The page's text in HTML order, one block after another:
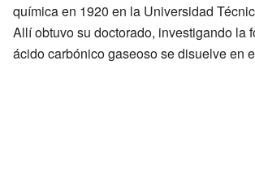
química en 1920 en la Universidad
Allí obtuvo su doctorado, investigando la
ácido carbónico gaseoso se disuelve en